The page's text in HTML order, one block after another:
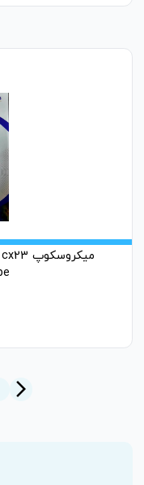
arrow_forward_ios